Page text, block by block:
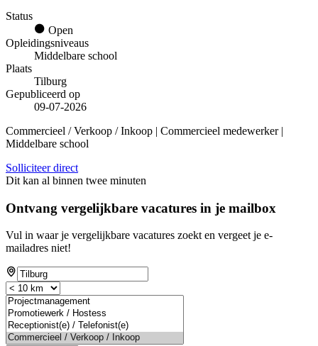
Status
Open
Opleidingsniveaus
Middelbare school
Plaats
Tilburg
Gepubliceerd op
09-07-2026
Commercieel / Verkoop / Inkoop | Commercieel medewerker |
Middelbare school
Solliciteer direct
Dit kan al binnen twee minuten
Ontvang vergelijkbare vacatures in je mailbox
Vul in waar je vergelijkbare vacatures zoekt en vergeet je e-
mailadres niet!